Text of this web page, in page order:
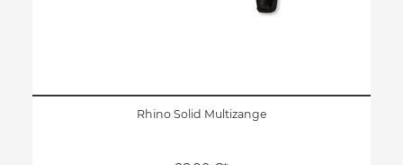
Rhino Solid Multizange